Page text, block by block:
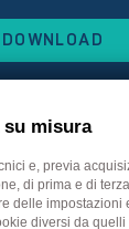
DOWNLOAD
su misura
e, previa
di prima e di
delle impostazioni
diversi da quelli